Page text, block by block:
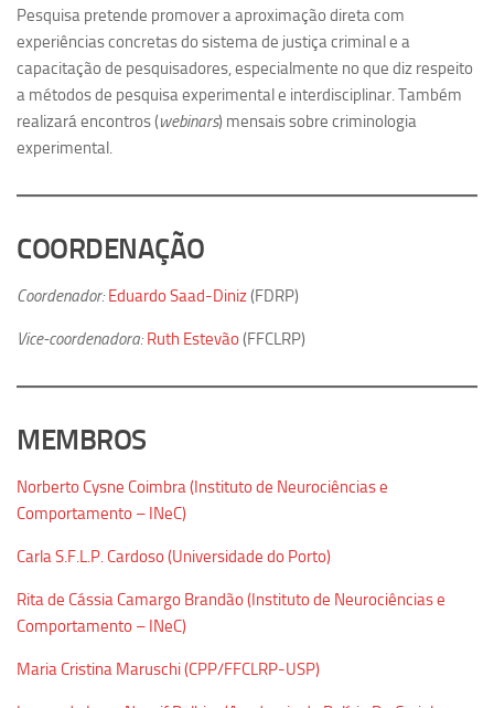
Grupos de pesquisa encerrados
Ano Sabático
Daniel Domingues dos Santos
Programas Ano Sabático Encerrados
Evandro Eduardo Seron Ruiz
Fabiana Cristina Severi (FDRP)
Fernando de Lima Caneppele
Professor Sênior
Professores Seniores Encerrados
Institucional
Polo Ribeirão Preto
Equipe
Estrutura do polo
Espaço de Eventos
Projetos
Pesquisa pretende promover a aproximação direta com
experiências concretas do sistema de justiça criminal e a
capacitação de pesquisadores, especialmente no que diz respeito
a métodos de pesquisa experimental e interdisciplinar. Também
realizará encontros (webinars) mensais sobre criminologia
experimental.
COORDENAÇÃO
Coordenador: Eduardo Saad-Diniz(FDRP)
Vice-coordenadora: Ruth Estevão(FFCLRP)
MEMBROS
Norberto Cysne Coimbra (Instituto de Neurociências e
Comportamento – INeC)
Carla S.F.L.P. Cardoso (Universidade do Porto)
Rita de Cássia Camargo Brandão (Instituto de Neurociências e
Comportamento – INeC)
Maria Cristina Maruschi (CPP/FFCLRP-USP)